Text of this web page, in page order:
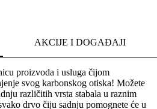
AKCIJE I DOGAĐAJI
proizvoda i usluga čijom
svog karbonskog otiska! Možete
različitih vrsta stabala u raznim
drvo čiju sadnju pomognete će u